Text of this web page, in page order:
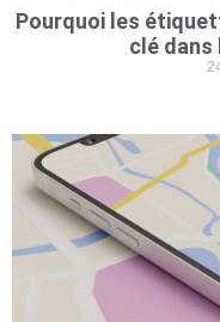
Pourquoi les
clé dans